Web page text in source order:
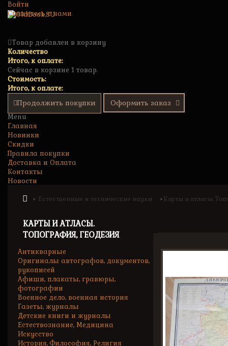
Войти
Свяжитесь с нами
Товар добавлен в корзину
Количество
Итого, к оплате:
Сейчас в корзине 1 товар.
Стоимость:
Итого, к оплате:
Продолжить покупки Оформить заказ
Menu
Главная
Новинки
Скидки
Правила покупки
Доставка и Оплата
Контакты
Новости
> Естественные и технические науки > Карты и атласы.
КАРТЫ И АТЛАСЫ.
ТОПОГРАФИЯ, ГЕОДЕЗИЯ
Антикварные
Оригиналы автографов, документов,
рукописей
Афиши, плакаты, гравюры,
фотографии
Военное дело, военная история
Газеты, журналы
Детские книги и журналы
Естествознание, Медицина
Искусство
История, Философия, Религия